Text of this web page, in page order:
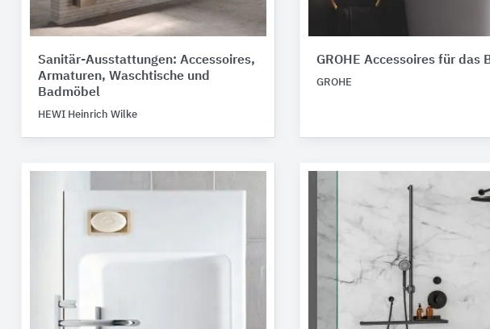
Sanitär-Ausstattungen: Accessoires,
Armaturen, Waschtische und
Badmöbel
HEWI Heinrich Wilke
GROHE Accessoires für das
GROHE